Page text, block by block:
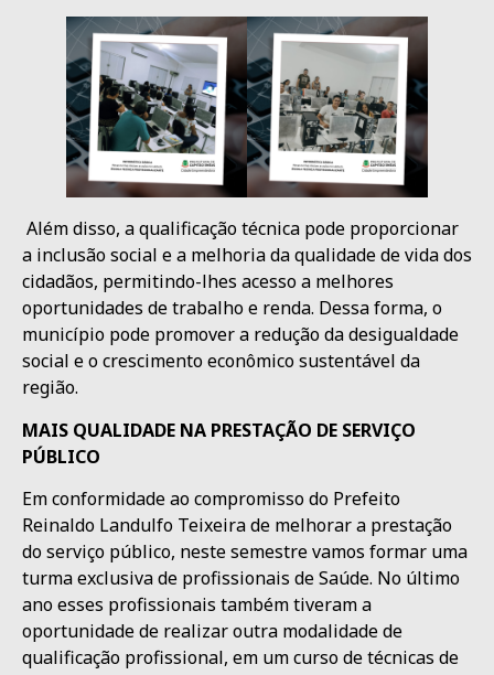
Além disso, a qualificação técnica pode proporcionar
a inclusão social e a melhoria da qualidade de vida dos
cidadãos, permitindo-lhes acesso a melhores
oportunidades de trabalho e renda. Dessa forma, o
município pode promover a redução da desigualdade
social e o crescimento econômico sustentável da
região.
MAIS QUALIDADE NA PRESTAÇÃO DE SERVIÇO
PÚBLICO
Em conformidade ao compromisso do Prefeito
Reinaldo Landulfo Teixeira de melhorar a prestação
do serviço público, neste semestre vamos formar uma
turma exclusiva de profissionais de Saúde. No último
ano esses profissionais também tiveram a
oportunidade de realizar outra modalidade de
qualificação profissional, em um curso de técnicas de